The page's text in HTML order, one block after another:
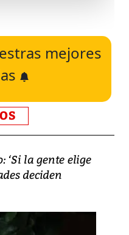
mejores
‘Si la gente elige
deciden